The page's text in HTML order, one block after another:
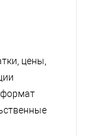
цены,
формат